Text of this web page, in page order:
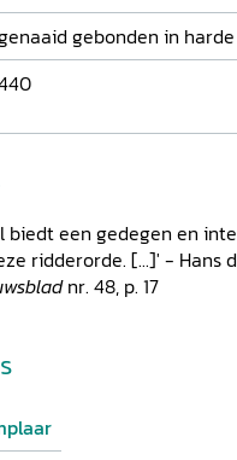
gebonden in
biedt een gedegen en
ridderorde. [...]' - Hans
nr. 48, p. 17